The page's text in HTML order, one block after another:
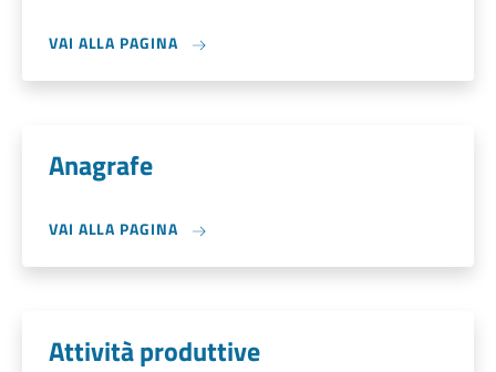
VAI ALLA PAGINA
Anagrafe
VAI ALLA PAGINA
Attività produttive